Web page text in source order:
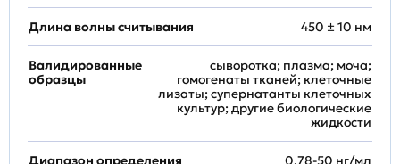
Длина волны считывания 450 ± 10 нм
Валидированные
образцы
сыворотка; плазма; моча;
гомогенаты тканей; клеточные
лизаты; супернатанты клеточных
культур; другие биологические
жидкости